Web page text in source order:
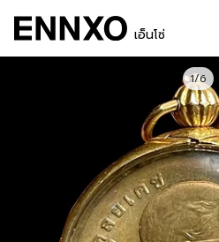
เอ็นโซ่
1/6